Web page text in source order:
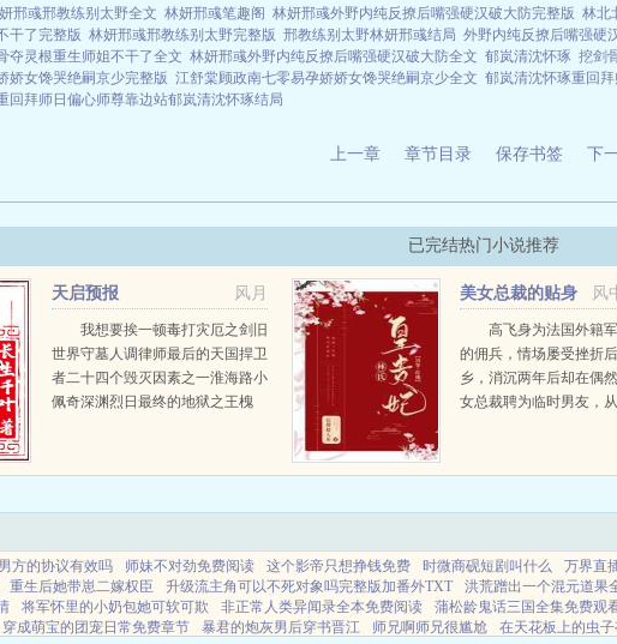
邢彧邢教练别太野全文 林妍邢彧笔趣阁 林妍邢彧外野内纯反撩后嘴强硬汉破大防完整版 林北
干了完整版 林妍邢彧邢教练别太野完整版 邢教练别太野林妍邢彧结局 外野内纯反撩后嘴强硬
夺灵根重生师姐不干了全文 林妍邢彧外野内纯反撩后嘴强硬汉破大防全文 郁岚清沈怀琢 挖剑
娇女馋哭绝嗣京少完整版 江舒棠顾政南七零易孕娇娇女馋哭绝嗣京少全文 郁岚清沈怀琢重回
回拜师日偏心师尊靠边站郁岚清沈怀琢结局
上一章 章节目录 保存书签 下
已完结热门小说推荐
风月
天启预报
我想要挨一顿毒打灾厄之剑旧
世界守墓人调律师最后的天国捍卫
者二十四个毁灭因素之一淮海路小
佩奇深渊烈日最终的地狱之王槐
风
美女总裁的贴身
高手高飞身为法国外籍
的佣兵，情场屡受挫折
乡，消沉两年后却在偶
女总裁聘为临时男友，
方的协议有效吗 师妹不对劲免费阅读 这个影帝只想挣钱免费 时微商砚短剧叫什么 万界直
重生后她带崽二嫁权臣 升级流主角可以不死对象吗完整版加番外TXT 洪荒蹭出一个混元道果
将军怀里的小奶包她可软可欺 非正常人类异闻录全本免费阅读 蒲松龄鬼话三国全集免费观
穿成萌宝的团宠日常免费章节 暴君的炮灰男后穿书晋江 师兄啊师兄很尴尬 在天花板上的虫